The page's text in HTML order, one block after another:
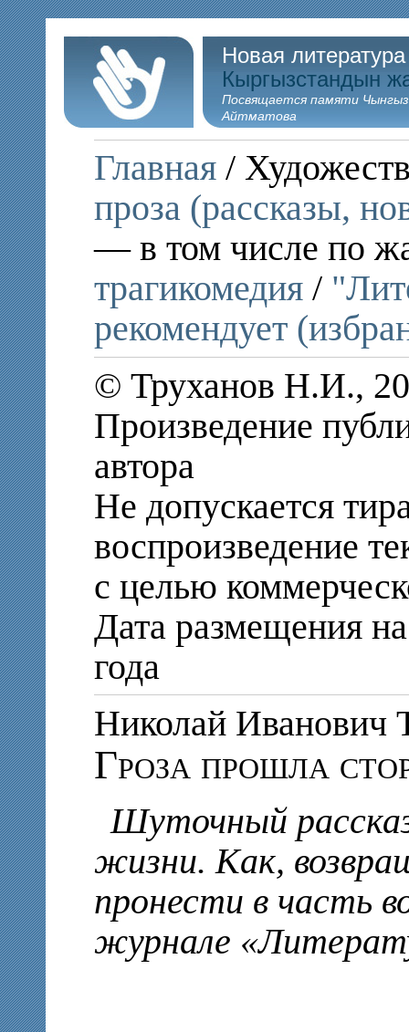
Новая
Кыргызстандын
Посвящается памяти
Айтматова
Главная /
проза (рассказы,
— в том числе по
трагикомедия /
рекомендует
© Труханов Н.И.,
Произведение
автора
Не допускается
воспроизведение
с целью
Дата размещения
года
Николай
Гроза прошла
Шуточный
жизни. Как,
пронести в часть
журнале